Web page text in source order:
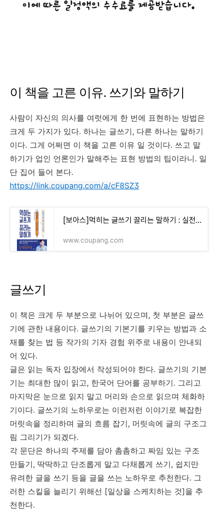
이 책을 고른 이유. 쓰기와 말하기
사람이 자신의 의사를 여럿에게 한 번에 표현하는 방법은
크게 두 가지가 있다. 하나는 글쓰기, 다른 하나는 말하기
이다. 그게 어쩌면 이 책을 고른 이유 일 것이다. 쓰고 말
하기가 업인 언론인가 말해주는 표현 방법의 팁이라니. 일
단 집어 들어 본다.
https://link.coupang.com/a/cF8SZ3
[보아스]먹히는 글쓰기 끌리는 말하기 : 실전에서 바로 써먹는 글쓰기와 말하기 - 화술/협상/회의
www.coupang.com
글쓰기
이 책은 크게 두 부분으로 나뉘어 있으며, 첫 부분은 글쓰
기에 관한 내용이다. 글쓰기의 기본기를 키우는 방법과 소
재를 찾는 법 등 작가의 기자 경험 위주로 내용이 안내되
어 있다.
글은 읽는 독자 입장에서 작성되어야 한다. 글쓰기의 기본
기는 최대한 많이 읽고, 한국어 단어를 공부하기. 그리고
마지막은 눈으로 읽지 말고 머리와 손으로 읽으며 체화하
기이다. 글쓰기의 노하우로는 이런저런 이야기로 복잡한
머릿속을 정리하며 글의 흐름 잡기, 머릿속에 글의 구조그
림 그리기가 되겠다.
각 문단은 하나의 주제를 담아 촘촘하고 짜임 있는 구조
만들기, 딱딱하고 단조롭게 말고 다채롭게 쓰기, 쉽지만
유려한 글을 쓰기 등을 글을 쓰는 노하우로 추천한다. 그
러한 스킬을 늘리기 위해선 [일상을 스케치하는 것]을 추
천한다.